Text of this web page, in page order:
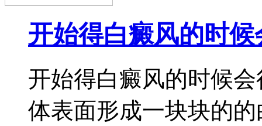
开始得白癜风的时
开始得白癜风的时候
体表面形成一块块的